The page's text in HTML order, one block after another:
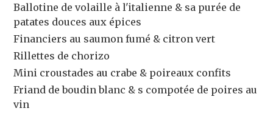
Ballotine de volaille à l'italienne & sa purée de
patates douces aux épices
Financiers au saumon fumé & citron vert
Rillettes de chorizo
Mini croustades au crabe & poireaux confits
Friand de boudin blanc & s compotée de poires au
vin